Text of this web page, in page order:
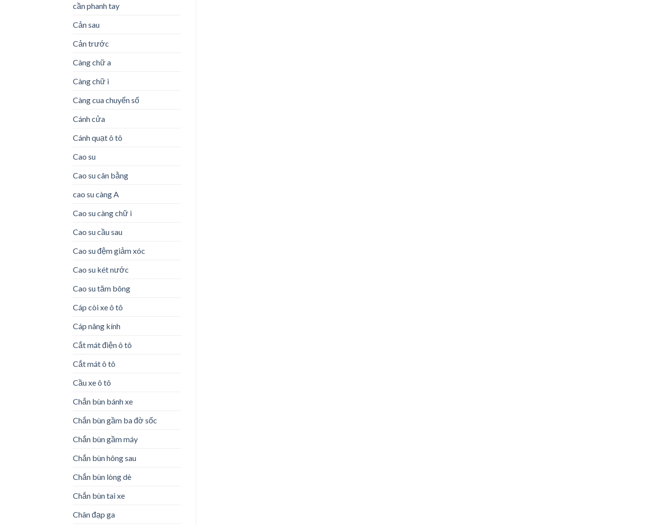
cần phanh tay
Cản sau
Cản trước
Càng chữ a
Càng chữ i
Càng cua chuyển số
Cánh cửa
Cánh quạt ô tô
Cao su
Cao su cân bằng
cao su càng A
Cao su càng chữ i
Cao su cầu sau
Cao su đệm giảm xóc
Cao su két nước
Cao su tăm bông
Cáp còi xe ô tô
Cáp nâng kính
Cắt mát điện ô tô
Cắt mát ô tô
Cầu xe ô tô
Chắn bùn bánh xe
Chắn bùn gầm ba đờ sốc
Chắn bùn gầm máy
Chắn bùn hông sau
Chắn bùn lòng dè
Chắn bùn tai xe
Chân đạp ga